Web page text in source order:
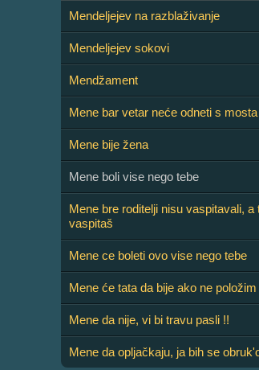
Mendeljejev na razblaživanje
Mendeljejev sokovi
Mendžament
Mene bar vetar neće odneti s mosta
Mene bije žena
Mene boli vise nego tebe
Mene bre roditelji nisu vaspitavali, a
vaspitaš
Mene ce boleti ovo vise nego tebe
Mene će tata da bije ako ne
Mene da nije, vi bi travu pasli !!
Mene da opljačkaju, ja bih se